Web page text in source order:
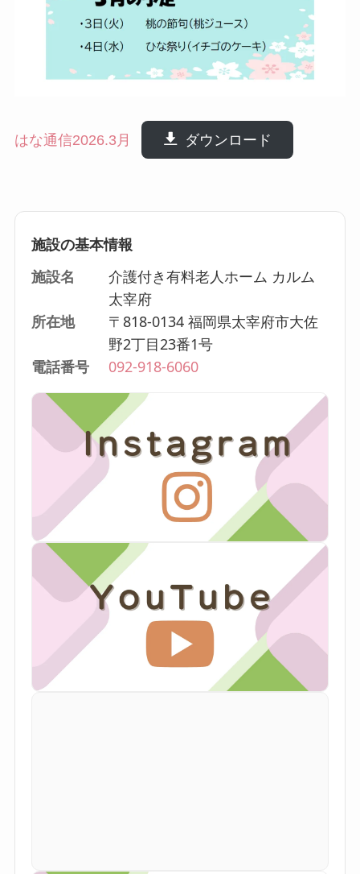
はな通信2026.3月 ダウンロード
施設の基本情報
施設名
介護付き有料老人ホーム カルム
太宰府
所在地
〒818-0134 福岡県太宰府市大佐
野2丁目23番1号
電話番号
092-918-6060